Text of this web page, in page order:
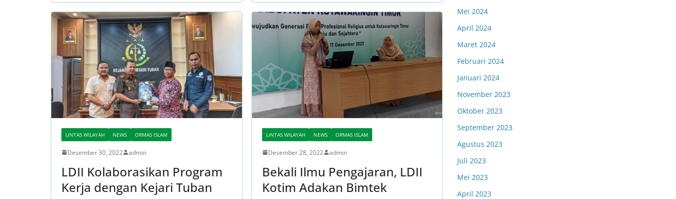
LINTAS WILAYAH NEWS ORMAS ISLAM
Desember 30, 2022 admin
LDII Kolaborasikan Program
Kerja dengan Kejari Tuban
LINTAS WILAYAH NEWS ORMAS ISLAM
Desember 28, 2022 admin
Bekali Ilmu Pengajaran, LDII
Kotim Adakan Bimtek
Mei 2024
April 2024
Maret 2024
Februari 2024
Januari 2024
November 2023
Oktober 2023
September 2023
Agustus 2023
Juli 2023
Mei 2023
April 2023